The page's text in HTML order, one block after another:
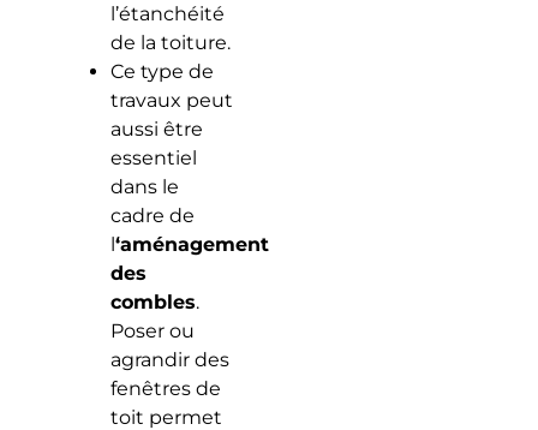
l’étanchéité
de la toiture.
Ce type de
travaux peut
aussi être
essentiel
dans le
cadre de
l‘aménagement
des
combles.
Poser ou
agrandir des
fenêtres de
toit permet